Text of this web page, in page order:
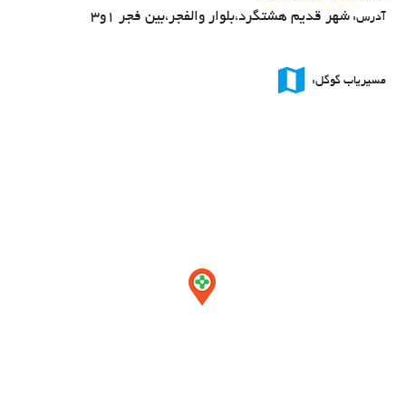
آدرس:شهر قدیم هشتگرد،بلوار والفجر،بین فجر 1و3
مسیریاب گوگل: map